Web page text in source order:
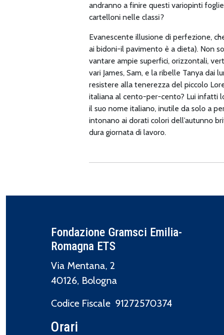
andranno a finire questi variopinti
cartelloni nelle classi?
Evanescente illusione di perfezione,
ai bidoni-il pavimento è a dieta). Non
vantare ampie superfici, orizzontali,
vari James, Sam, e la ribelle Tanya
resistere alla tenerezza del piccolo
italiana al cento-per-cento? Lui infatti
il suo nome italiano, inutile da solo a
intonano ai dorati colori dell’autunno
dura giornata di lavoro.
Fondazione Gramsci Emilia-
Romagna ETS
Via Mentana, 2
40126, Bologna
Codice Fiscale 91272570374
Orari